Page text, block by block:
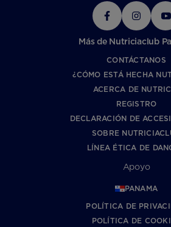
Más de Nutriciaclub
CONTÁCTANOS
¿CÓMO ESTÁ HECHA
ACERCA DE
REGISTRO
DECLARACIÓN DE
SOBRE
LÍNEA ÉTICA DE
Apoyo
PANAMA
POLÍTICA DE
POLÍTICA DE